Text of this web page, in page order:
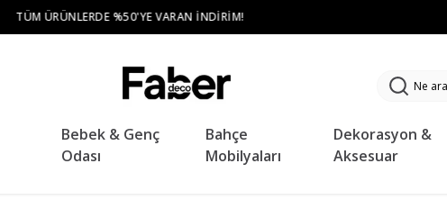
TÜM ŞEHIR MERKEZLERINE ÜCRETSIZ TESLIMAT VE KURULUM
Bebek & Genç
Odası
Bahçe
Mobilyaları
Dekorasyon &
Aksesuar